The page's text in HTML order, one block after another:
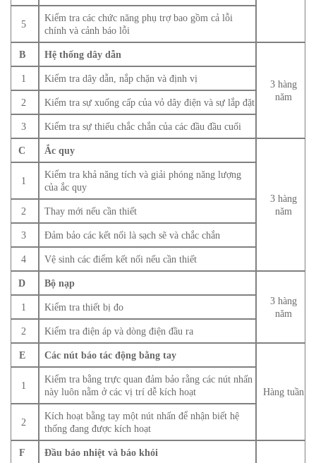
5
Kiểm tra các chức năng phụ trợ bao gồm cả lỗi
chính và cảnh báo lỗi
B Hệ thống dây dẫn
3 hàng
năm
1 Kiểm tra dây dẫn, nắp chặn và định vị
2 Kiểm tra sự xuống cấp của vỏ dây điện và sự lắp đặt
3 Kiểm tra sự thiếu chắc chắn của các đầu đầu cuối
C Ắc quy
3 hàng
năm
1
Kiểm tra khả năng tích và giải phóng năng lượng
của ắc quy
2 Thay mới nếu cần thiết
3 Đảm bảo các kết nối là sạch sẽ và chắc chắn
4 Vệ sinh các điểm kết nối nếu cần thiết
D
Bộ nạp
3 hàng
năm
1 Kiểm tra thiết bị đo
2 Kiểm tra điện áp và dòng điện đầu ra
E Các nút báo tác động bằng tay
Hàng tuần
1
Kiểm tra bằng trực quan đảm bảo rằng các nút nhấn
này luôn nằm ở các vị trí dễ kích hoạt
2
Kích hoạt bằng tay một nút nhấn để nhận biết hệ
thống đang được kích hoạt
F Đầu báo nhiệt và báo khói